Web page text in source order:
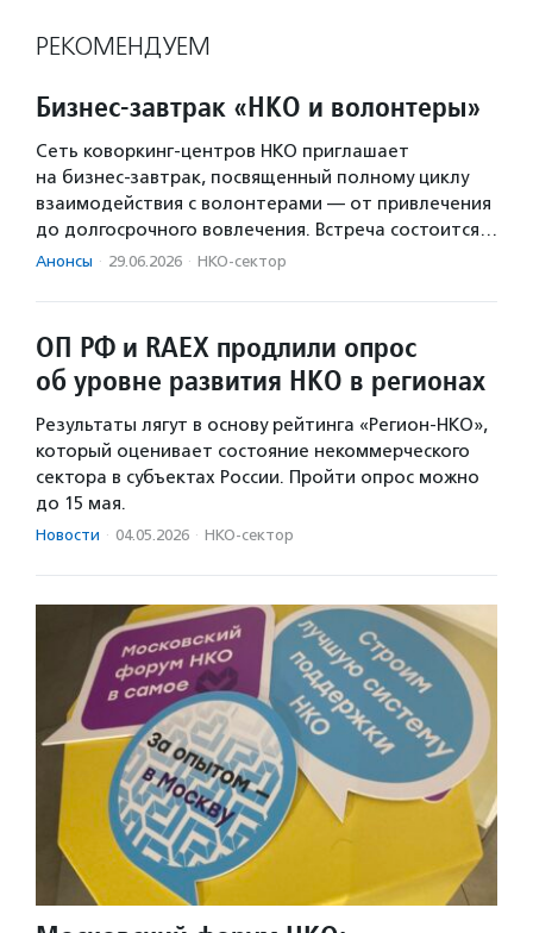
РЕКОМЕНДУЕМ
Бизнес-завтрак «НКО и волонтеры»
Сеть коворкинг-центров НКО приглашает
на бизнес-завтрак, посвященный полному циклу
взаимодействия с волонтерами — от привлечения
до долгосрочного вовлечения. Встреча состоится…
Анонсы · 29.06.2026 · НКО-сектор
ОП РФ и RAEX продлили опрос
об уровне развития НКО в регионах
Результаты лягут в основу рейтинга «Регион-НКО»,
который оценивает состояние некоммерческого
сектора в субъектах России. Пройти опрос можно
до 15 мая.
Новости · 04.05.2026 · НКО-сектор